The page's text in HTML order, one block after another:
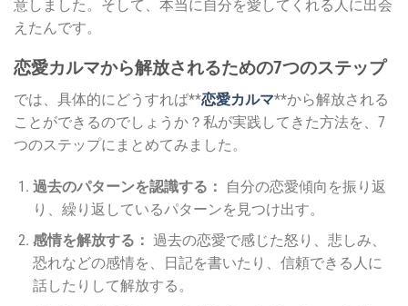
意しました。そして、本当に自分を愛してくれる人に出会
えたんです。
恋愛カルマから解放されるための7つのステップ
では、具体的にどうすれば**恋愛カルマ**から解放される
ことができるのでしょうか？私が実践してきた方法を、7
つのステップにまとめてみました。
過去のパターンを認識する：
自分の恋愛傾向を振り返
り、繰り返しているパターンを見つけ出す。
感情を解放する： 過去の恋愛で感じた怒り、悲しみ、
恐れなどの感情を、日記を書いたり、信頼できる人に
話したりして解放する。